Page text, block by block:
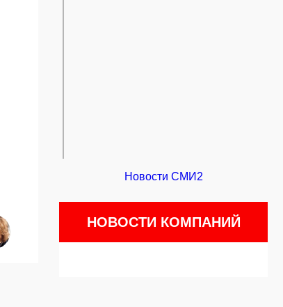
Новости СМИ2
НОВОСТИ КОМПАНИЙ